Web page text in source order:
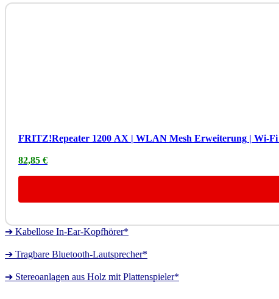
FRITZ!Repeater 1200 AX | WLAN Mesh Erweiterung | Wi-Fi
82,85 €
➔ Kabellose In-Ear-Kopfhörer*
➔ Tragbare Bluetooth-Lautsprecher*
➔ Stereoanlagen aus Holz mit Plattenspieler*